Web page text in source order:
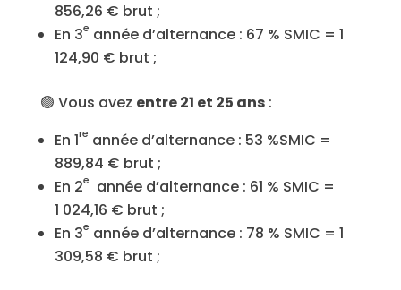
856,26 € brut ;
En 3e année d’alternance : 67 % SMIC = 1
124,90 € brut ;
🟢 Vous avez entre 21 et 25 ans:
En 1re année d’alternance : 53 %SMIC =
889,84 € brut ;
En 2e
année d’alternance : 61 % SMIC =
1 024,16 € brut ;
En 3e année d’alternance : 78 % SMIC = 1
309,58 € brut ;